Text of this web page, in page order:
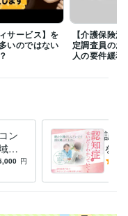
クター 経験年数 : 13年
: 2010年
年Numbers:8年
サービス】を
いのではない
【介護保険
定調査員のお
人の要件緩和
ン
包
・行円
認知
を、
知症